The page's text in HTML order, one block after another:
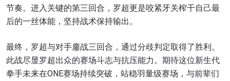
节奏。进入关键的第三回合，罗超更是咬紧牙关榨干自己最
后的一丝体能，坚持战术保持输出。
最终，罗超与对手鏖战三回合，通过分歧判定取得了胜利。
此战尽显罗超出众的赛场斗志与抗压能力。期待这位新生代
拳手未来在ONE赛场持续突破，站稳羽量级赛场，与前辈们